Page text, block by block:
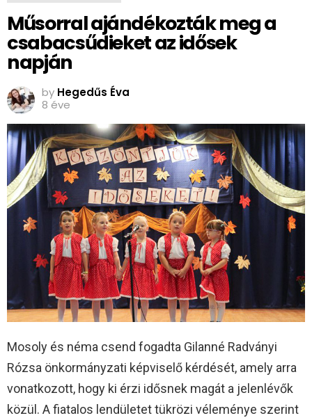
Műsorral ajándékozták meg a
csabacsűdieket az idősek
napján
by Hegedűs Éva
8 éve
Mosoly és néma csend fogadta Gilanné Radványi
Rózsa önkormányzati képviselő kérdését, amely arra
vonatkozott, hogy ki érzi idősnek magát a jelenlévők
közül. A fiatalos lendületet tükrözi véleménye szerint